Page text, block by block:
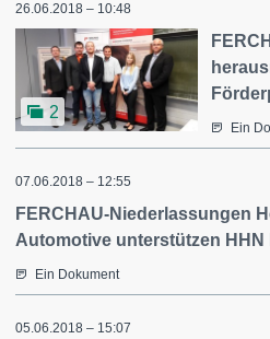
26.06.2018 – 10:48
2
Ein
07.06.2018 – 12:55
FERCHAU-Niederlassungen
Automotive unterstützen HHN
Ein Dokument
05.06.2018 – 15:07